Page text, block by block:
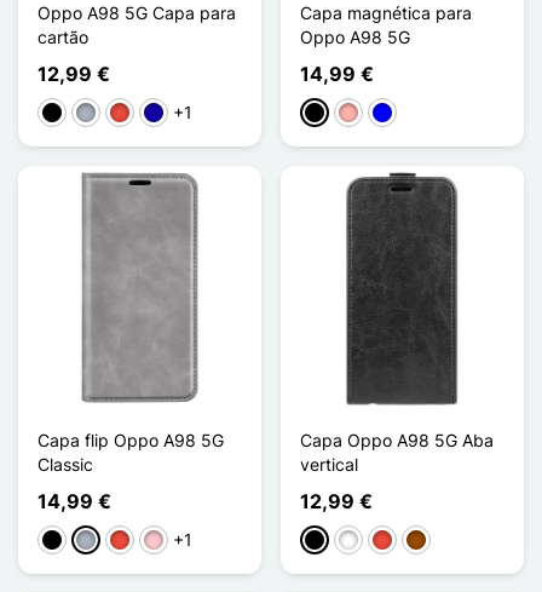
Oppo A98 5G Capa para
cartão
12,99 €
PretoCinzentoVermelhoAzul Escuro
+1
Capa magnética para
Oppo A98 5G
14,99 €
PretoOuro rosa
Azul
Capa flip Oppo A98 5G
Classic
14,99 €
PretoCinzentoVermelho
Rosa+1
Capa Oppo A98 5G Aba
vertical
12,99 €
PretoBrancoVermelhoCastanho